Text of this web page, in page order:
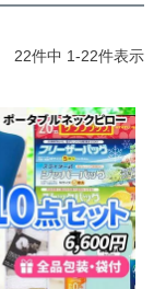
22件中 1-22件表示